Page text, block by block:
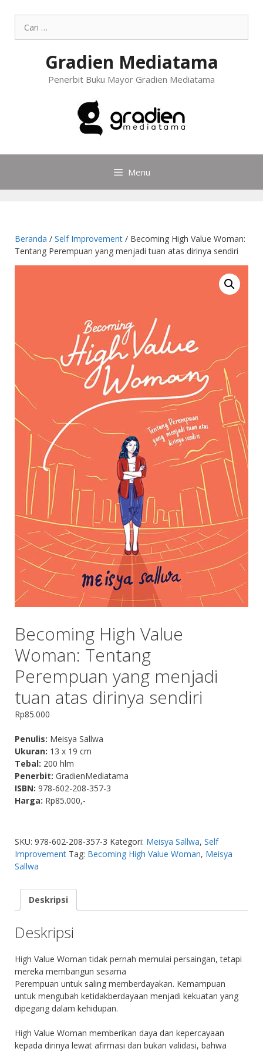
Gradien Mediatama
Penerbit Buku Mayor Gradien Mediatama
Menu
Beranda / Self Improvement / Becoming High Value Woman:
Tentang Perempuan yang menjadi tuan atas dirinya sendiri
Becoming High Value
Woman: Tentang
Perempuan yang menjadi
tuan atas dirinya sendiri
Rp85.000
Penulis: Meisya Sallwa
Ukuran: 13 x 19 cm
Tebal: 200 hlm
Penerbit: GradienMediatama
ISBN: 978-602-208-357-3
Harga: Rp85.000,-
SKU: 978-602-208-357-3 Kategori: Meisya Sallwa, Self
Improvement Tag: Becoming High Value Woman, Meisya
Sallwa
Deskripsi
Deskripsi
High Value Woman tidak pernah memulai persaingan, tetapi
mereka membangun sesama
Perempuan untuk saling memberdayakan. Kemampuan
untuk mengubah ketidakberdayaan menjadi kekuatan yang
dipegang dalam kehidupan.
High Value Woman memberikan daya dan kepercayaan
kepada dirinya lewat afirmasi dan bukan validasi, bahwa